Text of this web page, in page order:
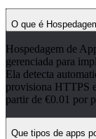
O que é
Hospedagem de
gerenciada para
Ela detecta
provisiona HTTPS
partir de €0.01 por
Que tipos de apps